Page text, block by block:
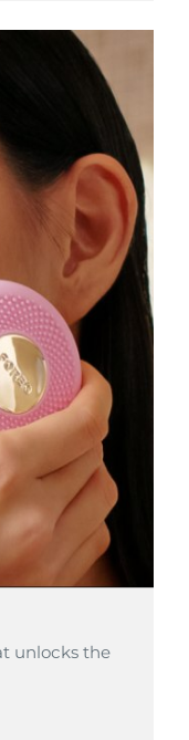
unlocks the
unlocks the
unlocks the